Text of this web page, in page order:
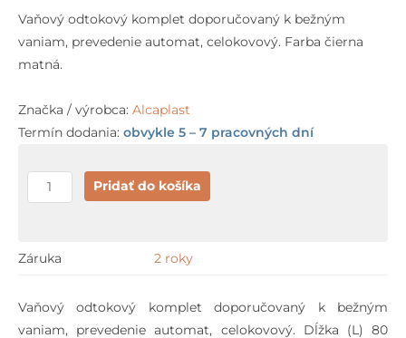
Vaňový odtokový komplet doporučovaný k bežným
vaniam, prevedenie automat, celokovový. Farba čierna
matná.
Značka / výrobca: Alcaplast
Termín dodania: obvykle 5 – 7 pracovných dní
množstvo
AlcaPlast
Pridať do košíka
Záruka 2 roky
Vaňový odtokový komplet doporučovaný k bežným
vaniam, prevedenie automat, celokovový. Dĺžka (L) 80